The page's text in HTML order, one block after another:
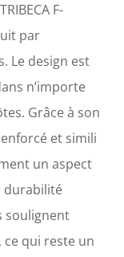
F-
par
Le design est
n’importe
Grâce à son
et simili
un aspect
durabilité
soulignent
ce qui reste un